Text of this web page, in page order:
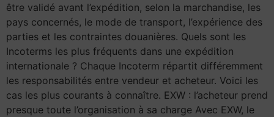
être validé avant l’expédition, selon la marchandise, les
pays concernés, le mode de transport, l’expérience des
parties et les contraintes douanières. Quels sont les
Incoterms les plus fréquents dans une expédition
internationale ? Chaque Incoterm répartit différemment
les responsabilités entre vendeur et acheteur. Voici les
cas les plus courants à connaître. EXW : l’acheteur prend
presque toute l’organisation à sa charge Avec EXW, le